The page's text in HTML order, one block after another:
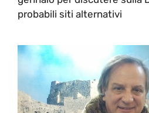
probabili siti alternativi